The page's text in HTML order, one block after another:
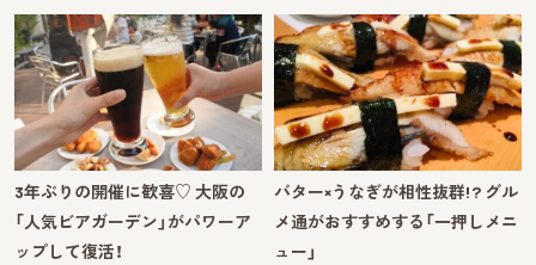
3年ぶりの開催に歓喜♡ 大阪の
「人気ビアガーデン」がパワーア
ップして復活！
バター×うなぎが相性抜群!? グル
メ通がおすすめする「一押しメニ
ュー」